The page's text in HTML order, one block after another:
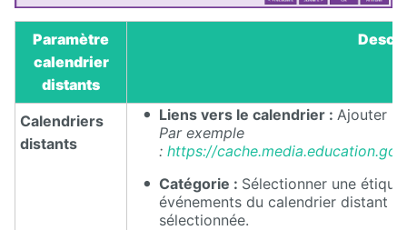
Paramètre
calendrier
distants
Calendriers
distants
Liens vers le calendrier : Ajouter
Par exemple
: https://
Catégorie : Sélectionner une
événements du calendrier distant
sélectionnée.